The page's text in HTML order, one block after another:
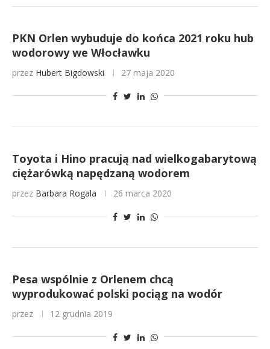
PKN Orlen wybuduje do końca 2021 roku hub
wodorowy we Włocławku
przez Hubert Bigdowski 27 maja 2020
Toyota i Hino pracują nad wielkogabarytową
ciężarówką napędzaną wodorem
przez Barbara Rogala 26 marca 2020
Pesa wspólnie z Orlenem chcą
wyprodukować polski pociąg na wodór
przez 12 grudnia 2019